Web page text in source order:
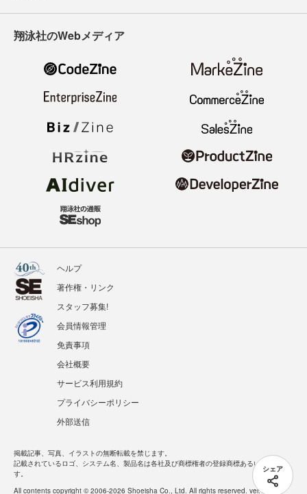
シェア
翔泳社のWebメディア
ヘルプ
著作権・リンク
スタッフ募集!
会員情報管理
免責事項
会社概要
サービス利用規約
プライバシーポリシー
外部送信
掲載記事、写真、イラストの無断転載を禁じます。
記載されているロゴ、システム名、製品名は各社及び商標権者の登録商標あるいは商標で
す。
All contents copyright © 2006-2026 Shoeisha Co., Ltd. All rights reserved. ver.1.5